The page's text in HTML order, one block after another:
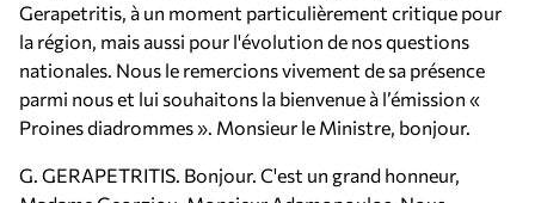
Gerapetritis, à un moment particulièrement critique pour
la région, mais aussi pour l'évolution de nos questions
nationales. Nous le remercions vivement de sa présence
parmi nous et lui souhaitons la bienvenue à l’émission «
Proines diadrommes ». Monsieur le Ministre, bonjour.
G. GERAPETRITIS. Bonjour. C'est un grand honneur,